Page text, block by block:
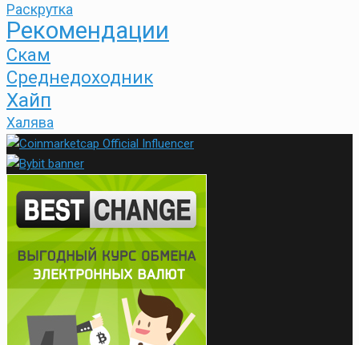
Раскрутка
Рекомендации
Скам
Среднедоходник
Хайп
Халява